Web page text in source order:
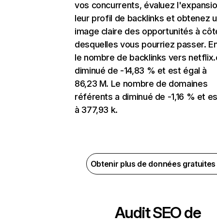
vos concurrents, évaluez
leur profil de backlinks et obtenez
image claire des opportunités à
desquelles vous pourriez passer.
le nombre de backlinks vers
diminué de -14,83 % et est égal à
86,23 M. Le nombre de domaines
référents a diminué de -1,16 % et
à 377,93 k.
Obtenir plus de données
Audit SEO de